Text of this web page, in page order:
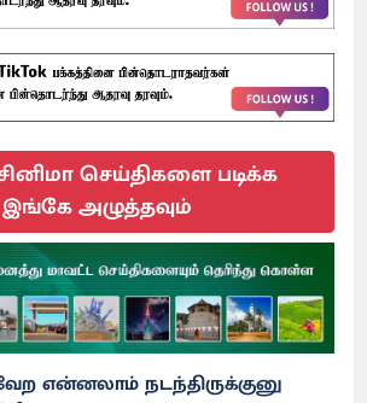
செய்திகளை படிக்க
இங்கே அழுத்தவும்
என்னலாம் நடந்திருக்குனு